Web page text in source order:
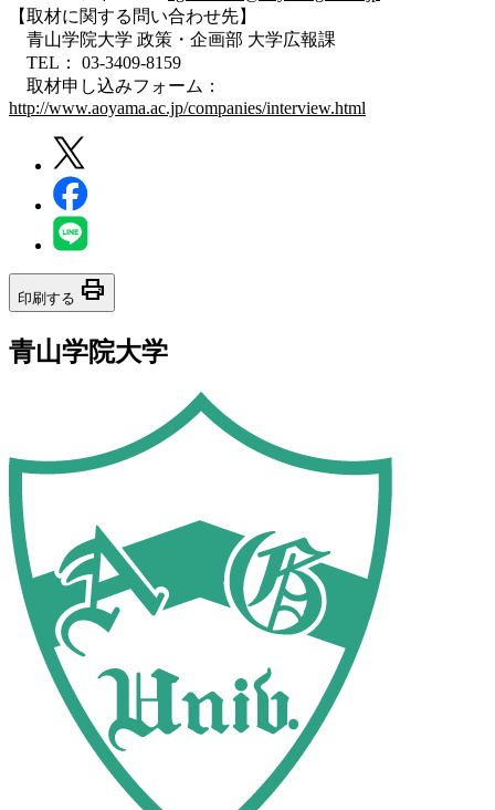
【取材に関する問い合わせ先】
青山学院大学 政策・企画部 大学広報課
TEL： 03-3409-8159
取材申し込みフォーム：
http://www.aoyama.ac.jp/companies/interview.html
印刷する print
青山学院大学